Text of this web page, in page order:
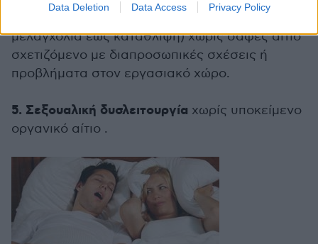
Data Deletion Data Access Privacy Policy
4. Διαταραχή του συναισθήματος
μελαγχολία έως κατάθλιψη) χωρίς σαφές αίτιο
σχετιζόμενο με διαπροσωπικές σχέσεις ή
προβλήματα στον εργασιακό χώρο.
5. Σεξουαλική δυσλειτουργία χωρίς υποκείμενο
οργανικό αίτιο .